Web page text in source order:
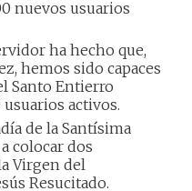
nuevos usuarios
ha hecho que,
hemos sido capaces
Santo Entierro
usuarios activos.
de la Santísima
colocar dos
Virgen del
Resucitado.